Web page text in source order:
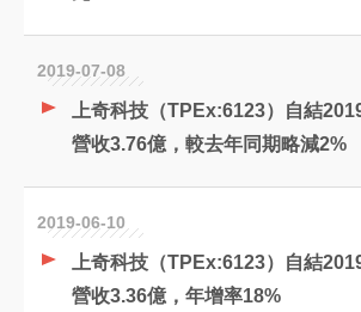
2019-07-08
上奇科技（TPEx:6123）自結
營收3.76億，較去年同期略減2%
2019-06-10
上奇科技（TPEx:6123）自結
營收3.36億，年增率18%